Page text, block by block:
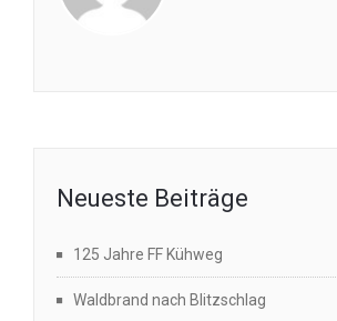
Neueste Beiträge
125 Jahre FF Kühweg
Waldbrand nach Blitzschlag